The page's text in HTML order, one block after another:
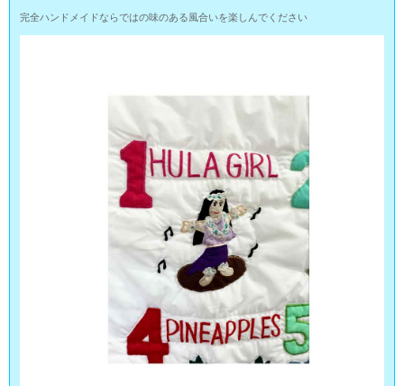
完全ハンドメイドならではの味のある風合いを楽しんでください